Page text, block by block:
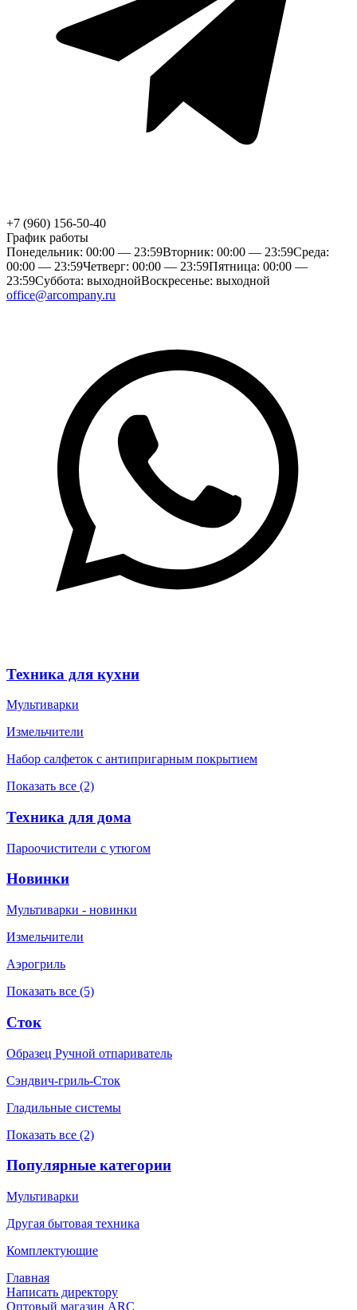
+7 (960) 156-50-40
График работы
Понедельник: 00:00 — 23:59Вторник: 00:00 — 23:59Среда:
00:00 — 23:59Четверг: 00:00 — 23:59Пятница: 00:00 —
23:59Суббота: выходнойВоскресенье: выходной
office@arcompany.ru
Техника для кухни
Мультиварки
Измельчители
Набор салфеток с антипригарным покрытием
Показать все (2)
Техника для дома
Пароочистители с утюгом
Новинки
Мультиварки - новинки
Измельчители
Аэрогриль
Показать все (5)
Сток
Образец Ручной отпариватель
Сэндвич-гриль-Сток
Гладильные системы
Показать все (2)
Популярные категории
Мультиварки
Другая бытовая техника
Комплектующие
Главная
Написать директору
Оптовый магазин ARC